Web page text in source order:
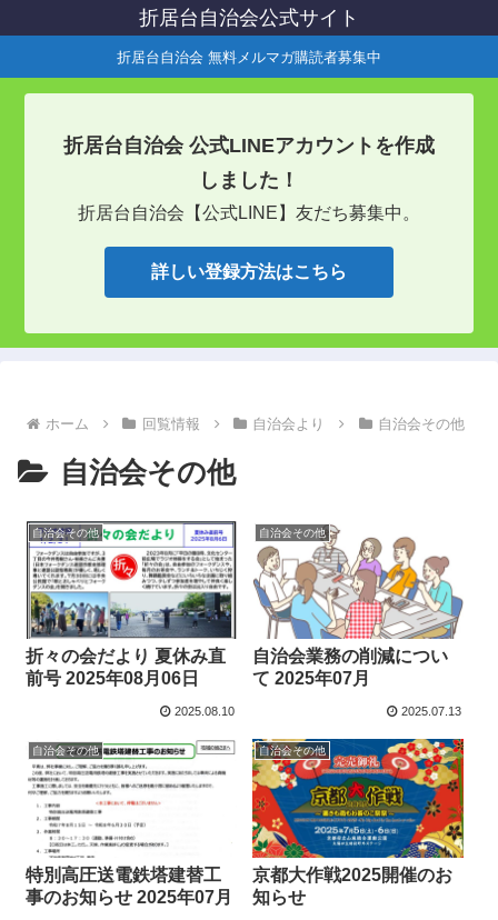
折居台自治会公式サイト
折居台自治会 無料メルマガ購読者募集中
折居台自治会 公式LINEアカウントを作成
しました！
折居台自治会【公式LINE】友だち募集中。
詳しい登録方法はこちら
ホーム 回覧情報 自治会より 自治会その他
自治会その他
自治会その他
折々の会だより 夏休み直
前号 2025年08月06日
2025.08.10
自治会その他
自治会業務の削減につい
て 2025年07月
2025.07.13
自治会その他
特別高圧送電鉄塔建替工
事のお知らせ 2025年07月
自治会その他
京都大作戦2025開催のお
知らせ